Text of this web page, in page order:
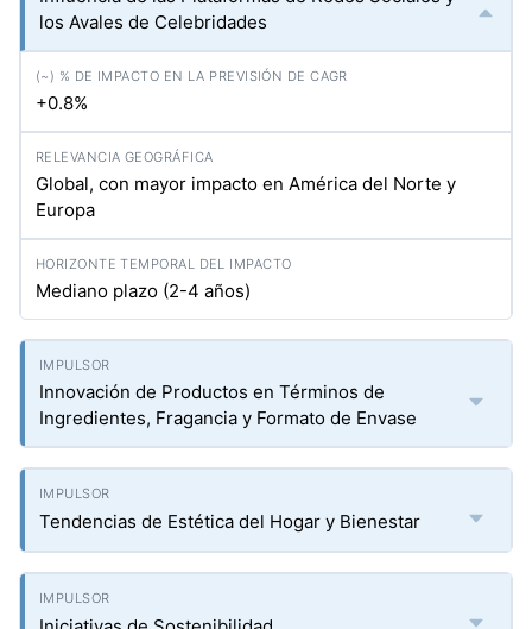
los Avales de Celebridades
+0.8%
Global, con mayor impacto en América del Norte y
Europa
Mediano plazo (2-4 años)
Innovación de Productos en Términos de
Ingredientes, Fragancia y Formato de Envase
Tendencias de Estética del Hogar y Bienestar